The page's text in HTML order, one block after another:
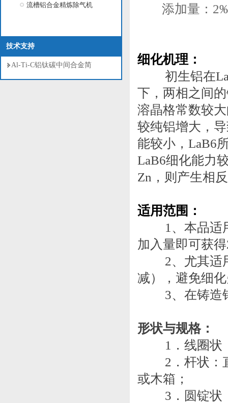
流槽铝合金精炼除气机
技术支持
Al-Ti-C铝钛碳中间合金简
添加量：
细化机理：
初生铝在
下，两相之间
溶晶格常数较
较纯铝增大，
能较小，LaB6
LaB6细化能力
Zn，则产生相
适用范围：
1、本品适用
加入量即可获
2、尤其适用
减），避免细
3、在铸造铝
形状与规格：
1．线圈状：
2．杆状：直
或木箱；
3．圆锭状：